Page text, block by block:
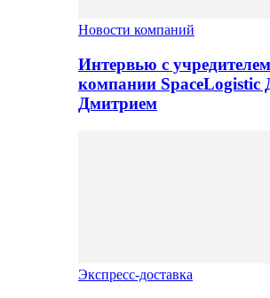
Новости компаний
Интервью с
компании SpaceLogistic
Дмитрием
Экспресс-доставка